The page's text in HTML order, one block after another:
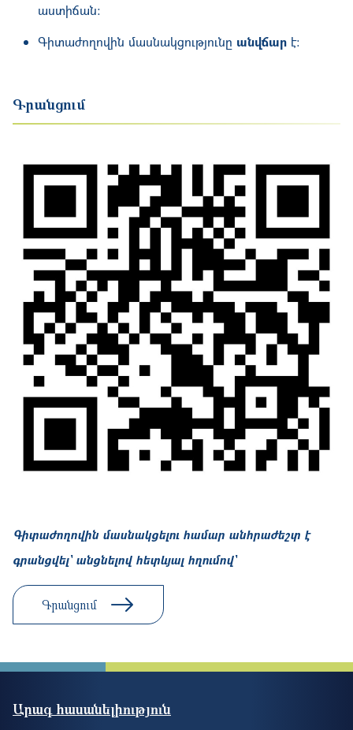
աստիճան:
Գիտաժողովին մասնակցությունը անվճար է։
Գրանցում
Գիտաժողովին մասնակցելու համար անհրաժեշտ է
գրանցվել՝ անցնելով հետևյալ հղումով՝
Գրանցում
Արագ հասանելիություն